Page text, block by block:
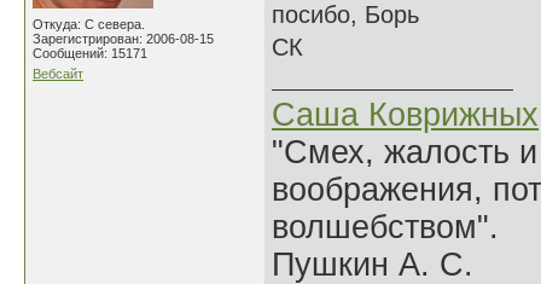
Откуда: С севера.
Зарегистрирован: 2006-08-15
Сообщений: 15171
Вебсайт
посибо, Борь
СК
Саша Коврижных
"Смех, жалость
воображения,
волшебством".
Пушкин А. С.